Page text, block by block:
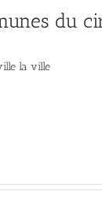
du
la ville